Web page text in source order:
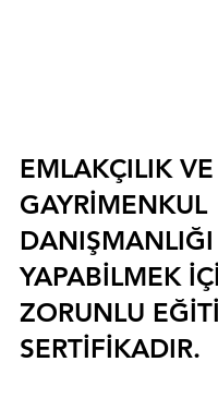
EMLAKÇILIK VE
GAYRİMENKUL
DANIŞMANLIĞI
YAPABİLMEK
ZORUNLU
SERTİFİKADIR.